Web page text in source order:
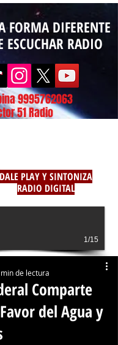
FORMA DIFERENTE
ESCUCHAR RADIO
9995762063
51 Radio
DALE PLAY Y SINTONIZA
RADIO DIGITAL
1/15
Comparte
del Agua y
de lectura